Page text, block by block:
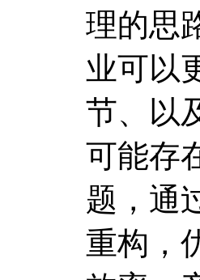
理的思
业可以
节、以
可能存
题，通
重构，